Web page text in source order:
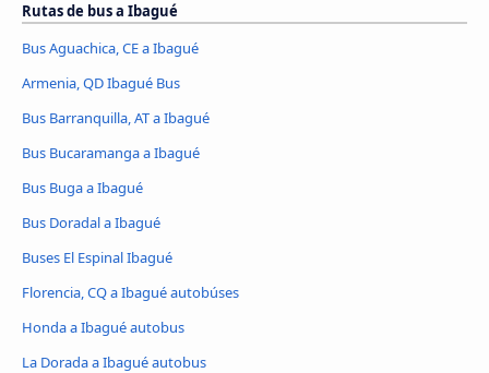
Rutas de bus a Ibagué
Bus Aguachica, CE a Ibagué
Armenia, QD Ibagué Bus
Bus Barranquilla, AT a Ibagué
Bus Bucaramanga a Ibagué
Bus Buga a Ibagué
Bus Doradal a Ibagué
Buses El Espinal Ibagué
Florencia, CQ a Ibagué autobúses
Honda a Ibagué autobus
La Dorada a Ibagué autobus